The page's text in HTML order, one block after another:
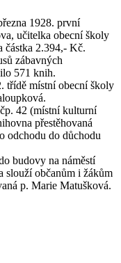
1928. první
učitelka obecní školy
částka 2.394,- Kč.
zábavných
571 knih.
třídě místní obecní školy
42 (místní kulturní
přestěhovaná
do důchodu
budovy na náměstí
slouží občanům i žákům
p. Marie Matušková.